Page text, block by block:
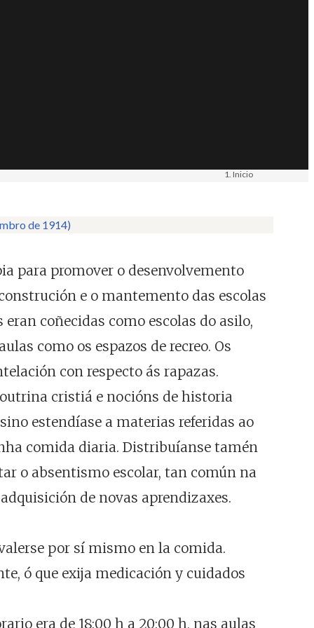
Inicio
para promover o desenvolvemento
e o mantemento das escolas
coñecidas como escolas do asilo,
como os espazos de recreo. Os
con respecto ás rapazas.
cristiá e nocións de historia
estendíase a materias referidas ao
comida diaria. Distribuíanse tamén
o absentismo escolar, tan común na
de novas aprendizaxes.
por sí mismo en la comida.
ó que exija medicación y cuidados
era de 18:00 h a 20:00 h, nas aulas